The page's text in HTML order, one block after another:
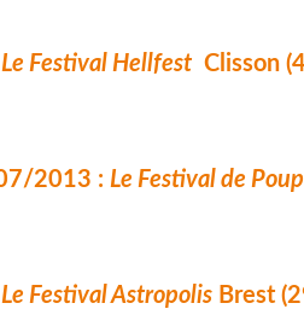
Le Festival Hellfest Clisson
2013 : Le Festival de
Le Festival Astropolis Brest